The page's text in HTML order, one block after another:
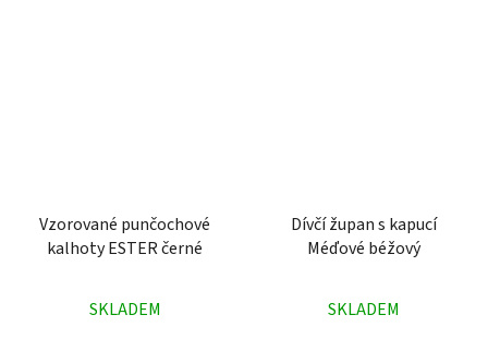
Vzorované punčochové
kalhoty ESTER černé
hodnocení
SKLADEM
Dívčí župan s kapucí
Méďové béžový
hodnocení
SKLADEM